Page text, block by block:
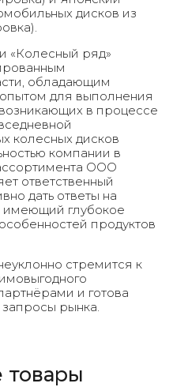
дисков из
«Колесный ряд»
обладающим
для выполнения
в процессе
колесных дисков
компании в
ООО
ответственный
дать ответы на
глубокое
продуктов
стремится к
и готова
рынка.
товары